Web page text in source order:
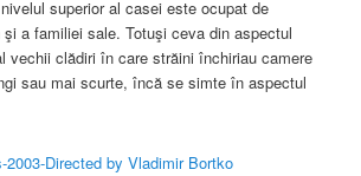
superior al casei este ocupat de
a familiei sale. Totuşi ceva din aspectul
vechii clădiri în care străini închiriau camere
sau mai scurte, încă se simte în aspectul